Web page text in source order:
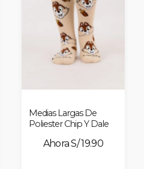
Medias Largas De
Poliester Chip Y Dale
S/ 19.90